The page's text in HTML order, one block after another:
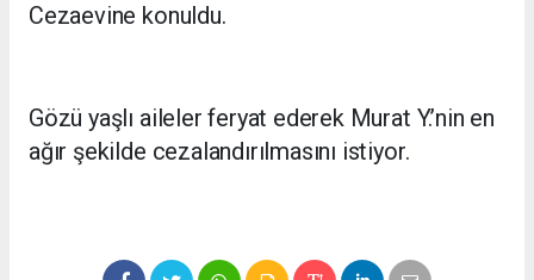
Cezaevine konuldu.
Gözü yaşlı aileler feryat ederek Murat Y.’nin en
ağır şekilde cezalandırılmasını istiyor.